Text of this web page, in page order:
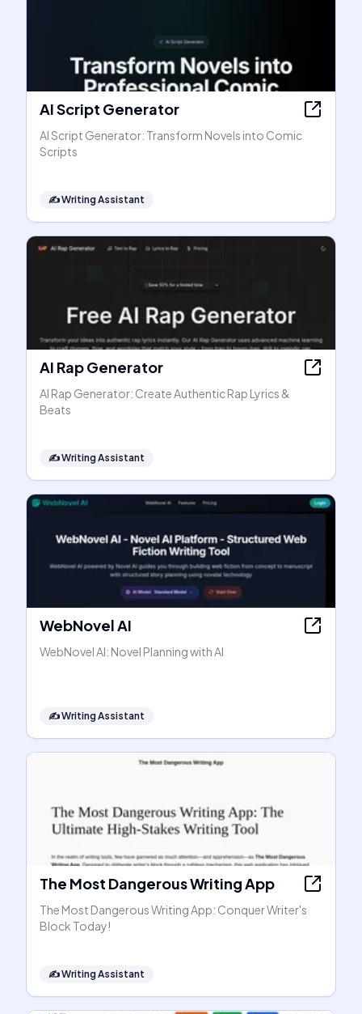
AI Script Generator
AI Script Generator: Transform Novels into Comic
Scripts
✍️Writing Assistant
AI Rap Generator
AI Rap Generator: Create Authentic Rap Lyrics &
Beats
✍️Writing Assistant
WebNovel AI
WebNovel AI: Novel Planning with AI
✍️Writing Assistant
The Most Dangerous Writing App
The Most Dangerous Writing App: Conquer Writer's
Block Today!
✍️Writing Assistant